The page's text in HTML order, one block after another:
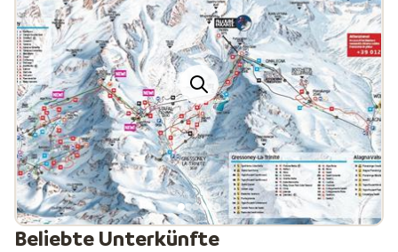
Beliebte Unterkünfte